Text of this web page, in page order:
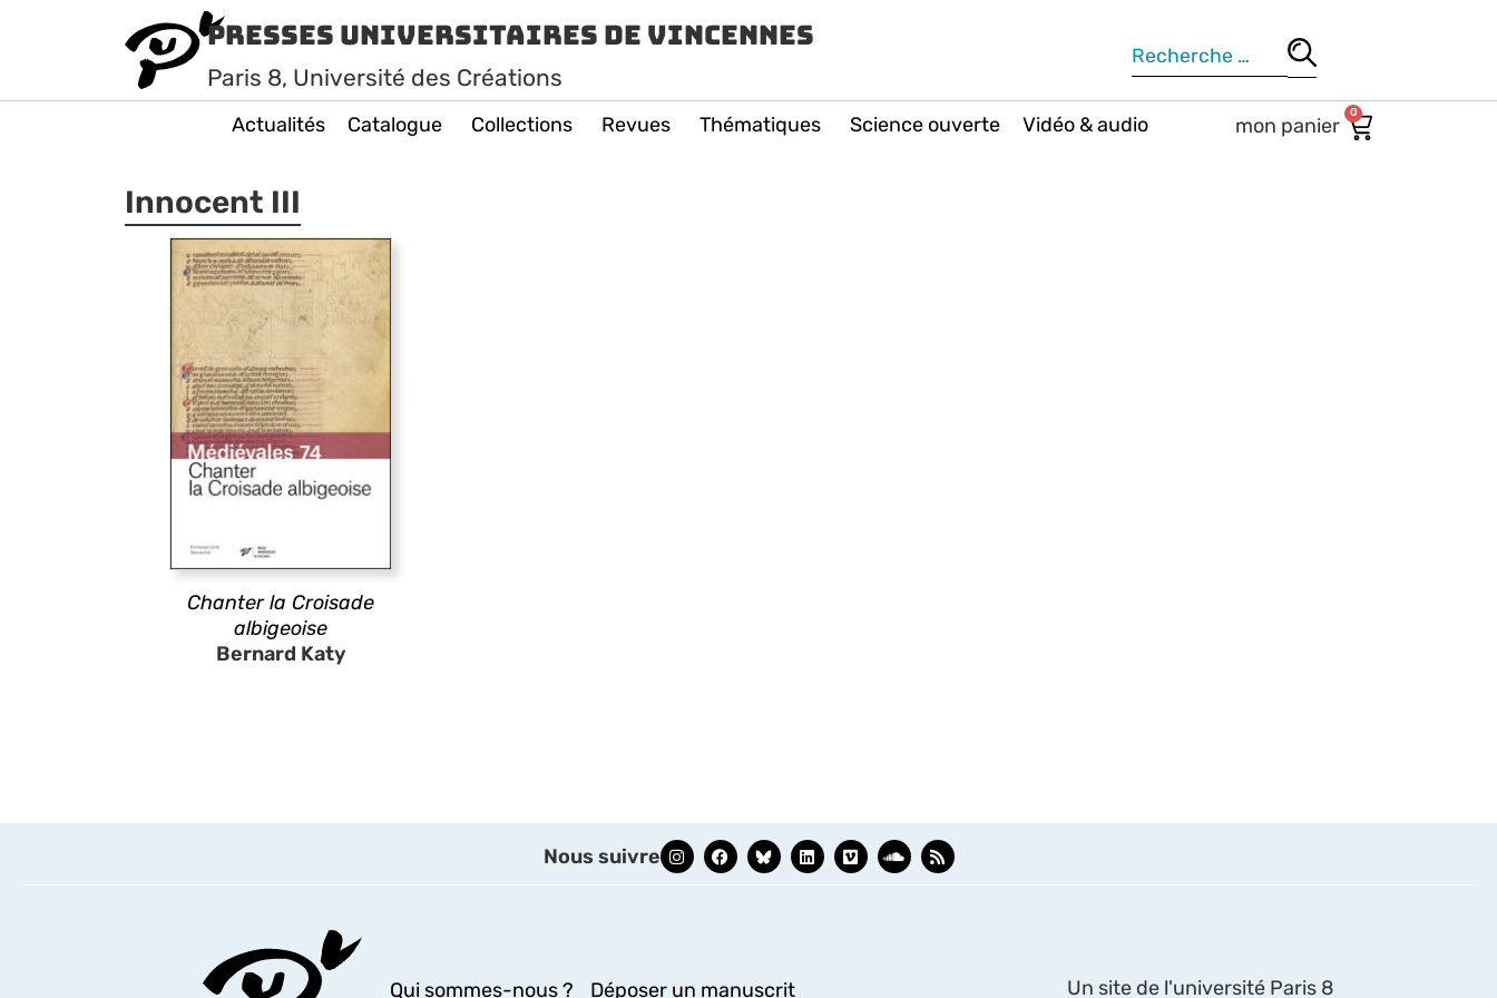
Presses Universitaires de Vincennes
Paris 8, Université des Créations
Actualités Catalogue Collections Revues Thématiques Science ouverte Vidéo & audio 0
Innocent III
Chanter la Croisade
albigeoise
Bernard Katy
Nous suivre
Qui sommes-nous ? Déposer un manuscrit Un site de l'université Paris 8